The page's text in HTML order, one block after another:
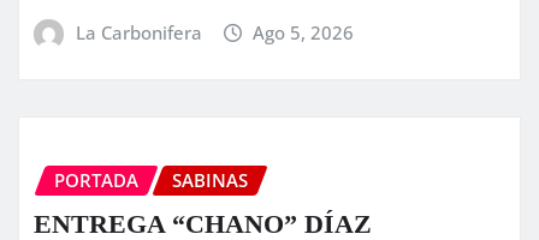
La Carbonifera Ago 5, 2026
PORTADA SABINAS
ENTREGA “CHANO” DÍAZ